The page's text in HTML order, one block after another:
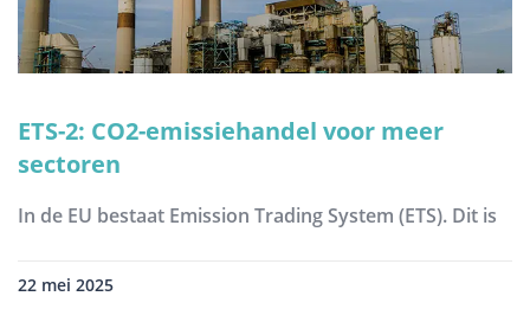
ETS-2: CO2-emissiehandel voor meer
sectoren
In de EU bestaat Emission Trading System (ETS). Dit is
22 mei 2025